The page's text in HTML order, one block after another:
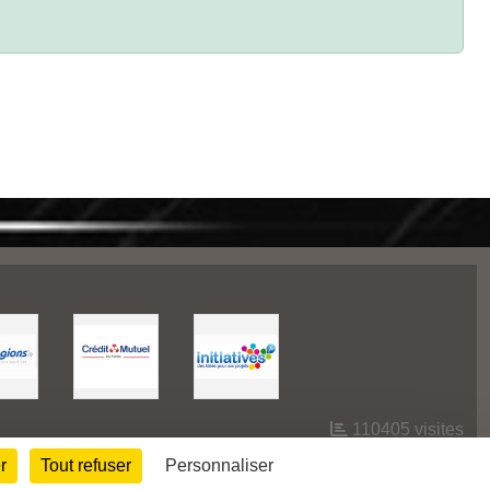
110405 visites
Tout refuser Personnaliser